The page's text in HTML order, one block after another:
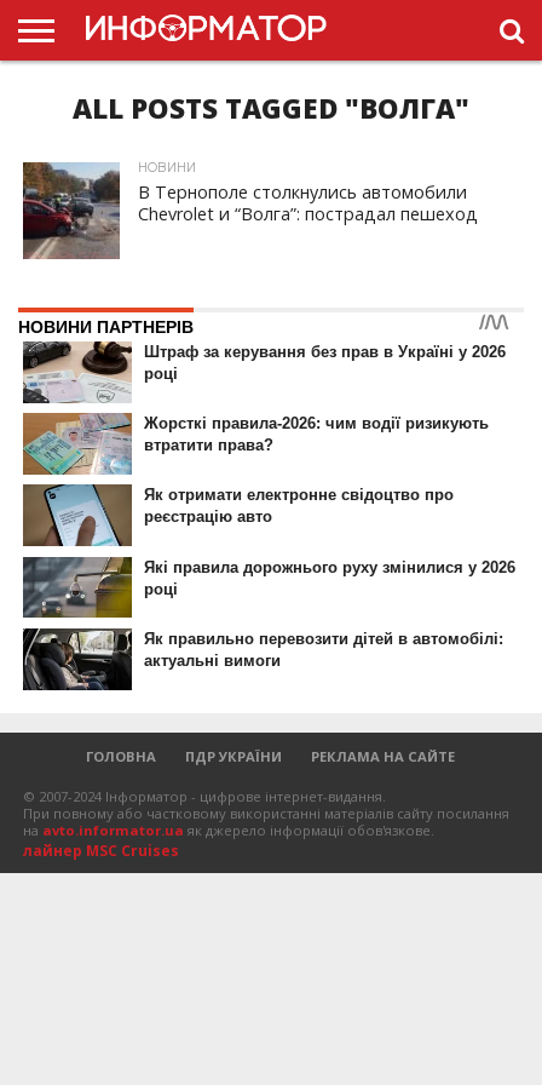
ГОЛОВНА
НОВИНИ
ПДР
УКРАЇНИ
РЕКЛАМА
ПРОЕКТЫ
ALL POSTS TAGGED "ВОЛГА"
ID, "post_views_count", true); if ( $post_views >= 1) { ?>
НОВИНИ
В Тернополе столкнулись автомобили
Chevrolet и “Волга”: пострадал пешеход
ГОЛОВНА ПДР УКРАЇНИ РЕКЛАМА НА САЙТЕ
© 2007-2024 Інформатор - цифрове інтернет-видання.
При повному або частковому використанні матеріалів сайту посилання
на avto.informator.ua як джерело інформації обов'язкове.
лайнер MSC Cruises